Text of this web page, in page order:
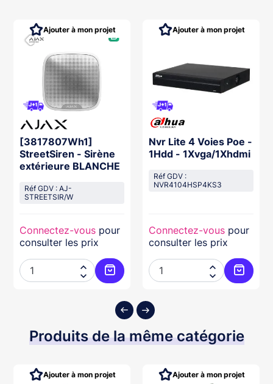
au panier
[3817807Wh1]
StreetSiren - Sirène
extérieure BLANCHE
Réf GDV : AJ-
STREETSIR/W
Connectez-vous pour
consulter les prix


Ajouter au panier
Ajouter à mon projet
Nvr Lite 4 Voies Poe -
1Hdd - 1Xvga/1Xhdmi
Réf GDV :
NVR4104HSP4KS3
Connectez-vous pour
consulter les prix


Ajouter à mon projet
Produits de la même catégorie
Ajouter à mon projet Ajouter à mon projet